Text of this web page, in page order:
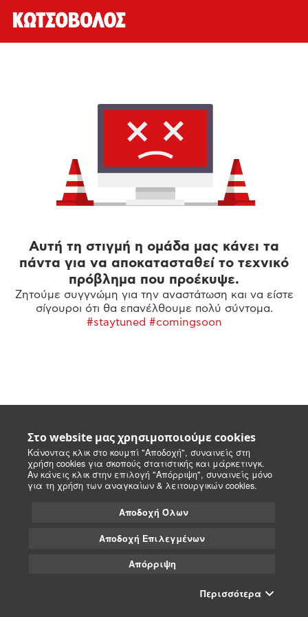
Στο website μας χρησιμοποιούμε cookies
Κάνοντας κλικ στο κουμπί "Αποδοχή", συναινείς στη
χρήση cookies για σκοπούς στατιστικής και μάρκετινγκ.
Αν κάνεις κλικ στην επιλογή "Απόρριψη", συναινείς μόνο
για τη χρήση των αναγκαίων & λειτουργικών cookies.
Αποδοχή Όλων
Αποδοχή Επιλεγμένων
Απόρριψη
Περισσότερα
Αυτή τη στιγμή η ομάδα μας κάνει τα
πάντα για να αποκατασταθεί το τεχνικό
πρόβλημα που προέκυψε.
Ζητούμε συγγνώμη για την αναστάτωση και να είστε
σίγουροι ότι θα επανέλθουμε πολύ σύντομα.
#staytuned #comingsoon